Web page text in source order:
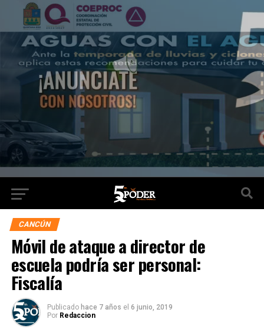
CANCÚN
Móvil de ataque a director de
escuela podría ser personal:
Fiscalía
Publicado hace 7 años el 6 junio, 2019
Por Redaccion